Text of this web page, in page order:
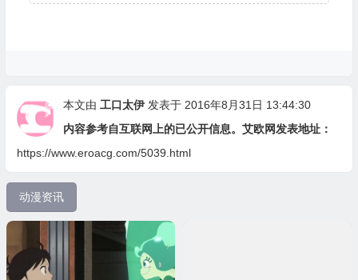
本文由 工口太伊发表于 2016年8月31日 13:44:30
内容参考自互联网上的已公开信息。艾欧网发表地址：
https://www.eroacg.com/5039.html
动漫资讯